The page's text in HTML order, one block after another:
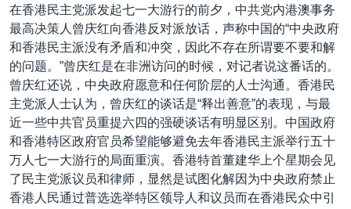
转
到
导
航
跳
转
到
检
索
最新国际新闻
印太
中东
欧洲
非洲
美洲
全球议题
分类新闻
经济·金融·贸易
人权·法律·宗教
科教·文娱·体健
军事
劳工
环境
美中关系
热点专题
白宫要闻
国会报道
美中关系
美国建国250周年
VOA视频
VOA今日焦点
中文广播
关注我们
在香港民主党派发起七一大游行的前夕，中共党内港澳事务
最高决策人曾庆红向香港反对派放话，声称中国的“中央政府
和香港民主派没有矛盾和冲突，因此不存在所谓要不要和解
的问题。”曾庆红是在非洲访问的时候，对记者说这番话的。
曾庆红还说，中央政府愿意和任何阶层的人士沟通。香港民
主党派人士认为，曾庆红的谈话是“释出善意”的表现，与最
近一些中共官员重提六四的强硬谈话有明显区别。中国政府
和香港特区政府官员希望能够避免去年香港民主派举行五十
万人七一大游行的局面重演。香港特首董建华上个星期会见
了民主党派议员和律师，显然是试图化解因为中央政府禁止
香港人民通过普选选举特区领导人和议员而在香港民众中引